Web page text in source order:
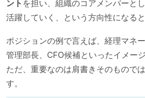
ント を担い、組織のコアメンバーと
活躍していく、という方向性になると
ポジションの例で言えば、経理マネ
管理部長、CFO候補といったイメージ
ただ、重要なのは肩書きそのもので
す。